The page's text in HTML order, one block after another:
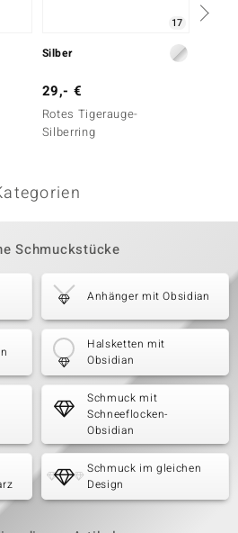
17
Silber
29,- €
Rotes Tigerauge-
Silberring
Schmuckstücke
Anhänger mit Obsidian
Halsketten mit
Obsidian
Schmuck mit
Schneeflocken-
Obsidian
Schmuck im gleichen
Design